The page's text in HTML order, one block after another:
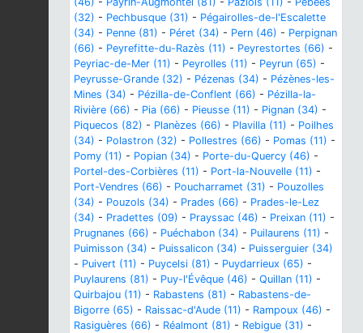
(32) - Pechbusque (31) - Pégairolles-de-l'Escalette
(34) - Penne (81) - Péret (34) - Pern (46) - Perpignan
(66) - Peyrefitte-du-Razès (11) - Peyrestortes (66) -
Peyriac-de-Mer (11) - Peyrolles (11) - Peyrun (65) -
Peyrusse-Grande (32) - Pézenas (34) - Pézènes-les-
Mines (34) - Pézilla-de-Conflent (66) - Pézilla-la-
Rivière (66) - Pia (66) - Pieusse (11) - Pignan (34) -
Piquecos (82) - Planèzes (66) - Plavilla (11) - Poilhes
(34) - Polastron (32) - Pollestres (66) - Pomas (11) -
Pomy (11) - Popian (34) - Porte-du-Quercy (46) -
Portel-des-Corbières (11) - Port-la-Nouvelle (11) -
Port-Vendres (66) - Poucharramet (31) - Pouzolles
(34) - Pouzols (34) - Prades (66) - Prades-le-Lez
(34) - Pradettes (09) - Prayssac (46) - Preixan (11) -
Prugnanes (66) - Puéchabon (34) - Puilaurens (11) -
Puimisson (34) - Puissalicon (34) - Puisserguier (34)
- Puivert (11) - Puycelsi (81) - Puydarrieux (65) -
Puylaurens (81) - Puy-l'Évêque (46) - Quillan (11) -
Quirbajou (11) - Rabastens (81) - Rabastens-de-
Bigorre (65) - Raissac-d'Aude (11) - Rampoux (46) -
Rasiguères (66) - Réalmont (81) - Rebigue (31) -